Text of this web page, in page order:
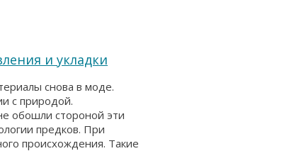
и укладки
снова в моде.
с природой.
обошли стороной эти
предков. При
происхождения. Такие